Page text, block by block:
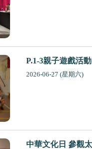
P.1-3親子遊戲活動
2026-06-27 (星期六)
中華文化日 參觀